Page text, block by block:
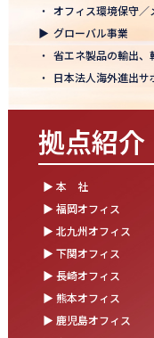
【日本電通グループ内定
集まりました！
2025.09.11
松山オフィスお引っ越
湯布院保養所をリノベー
の「心と体のリフレッシ
松山オフィス 事務所移
2025.08.05
業務効率が劇的に進化！
・ オフィス環境保守／
▶ グローバル事業
・ 省エネ製品の輸出、
・ 日本法人海外進出サ
拠点紹介
▶ 本 社
▶ 福岡オフィス
▶ 北九州オフィス
▶ 下関オフィス
▶ 長崎オフィス
▶ 熊本オフィス
▶ 鹿児島オフィス